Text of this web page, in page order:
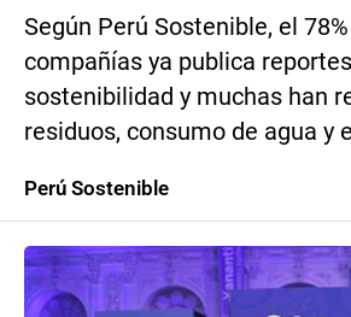
Según Perú Sostenible, el
compañías ya publica
sostenibilidad y muchas han
residuos, consumo de agua y
Perú Sostenible